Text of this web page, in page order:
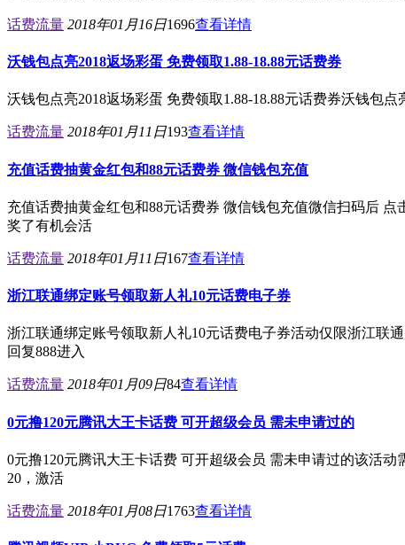
话费流量 2018年01月16日1696查看详情
沃钱包点亮2018返场彩蛋 免费领取1.88-18.88元话费券
沃钱包点亮2018返场彩蛋 免费领取1.88-18.88元话费券沃钱包
话费流量 2018年01月11日193查看详情
充值话费抽黄金红包和88元话费券 微信钱包充值
充值话费抽黄金红包和88元话费券 微信钱包充值微信扫码后
奖了有机会活
话费流量 2018年01月11日167查看详情
浙江联通绑定账号领取新人礼10元话费电子券
浙江联通绑定账号领取新人礼10元话费电子券活动仅限浙江联
回复888进入
话费流量 2018年01月09日84查看详情
0元撸120元腾讯大王卡话费 可开超级会员 需未申请过的
0元撸120元腾讯大王卡话费 可开超级会员 需未申请过的该活
20，激活
话费流量 2018年01月08日1763查看详情